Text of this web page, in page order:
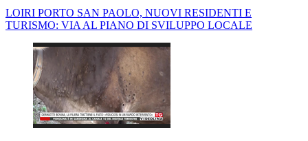
LOIRI PORTO SAN PAOLO, NUOVI RESIDENTI E
TURISMO: VIA AL PIANO DI SVILUPPO LOCALE